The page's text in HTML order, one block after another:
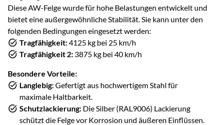
Diese AW-Felge wurde für hohe Belastungen entwickelt und
bietet eine außergewöhnliche Stabilität. Sie kann unter den
folgenden Bedingungen eingesetzt werden:
Tragfähigkeit:4125 kg bei 25 km/h
Tragfähigkeit 2: 3875 kg bei 40 km/h
Besondere Vorteile:
Langlebig:Gefertigt aus hochwertigem Stahl für
maximale Haltbarkeit.
Schutzlackierung: Die Silber (RAL9006) Lackierung
schützt die Felge vor Korrosion und äußeren Einflüssen.